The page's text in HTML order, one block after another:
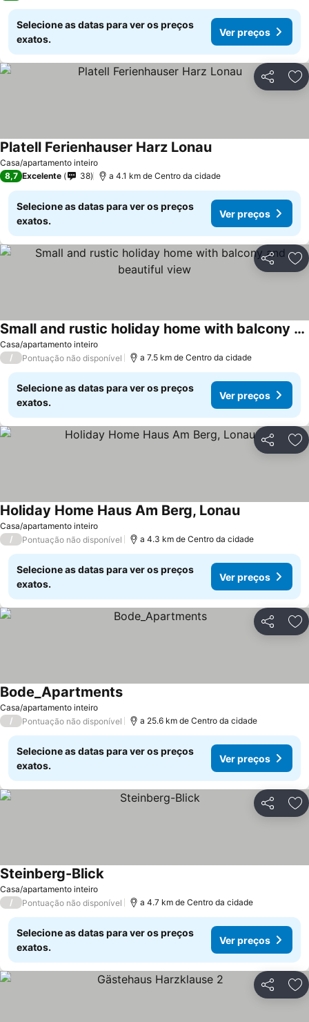
Selecione as datas para ver os preços
exatos.
Ver preços
Partilhar
Casa/apartamento inteiro
Platell Ferienhauser Harz Lonau
8,7 Excelente 38 a 4.1 km de Centro da cidade
Selecione as datas para ver os preços
exatos.
Ver preços
Partilhar
Casa/apartamento inteiro
Small and rustic holiday home with balcony and beautiful view
/ Pontuação não disponível a 7.5 km de Centro da cidade
Selecione as datas para ver os preços
exatos.
Ver preços
Partilhar
Casa/apartamento inteiro
Holiday Home Haus Am Berg, Lonau
/ Pontuação não disponível a 4.3 km de Centro da cidade
Selecione as datas para ver os preços
exatos.
Ver preços
Partilhar
Casa/apartamento inteiro
Bode_Apartments
/ Pontuação não disponível a 25.6 km de Centro da cidade
Selecione as datas para ver os preços
exatos.
Ver preços
Partilhar
Casa/apartamento inteiro
Steinberg-Blick
/ Pontuação não disponível a 4.7 km de Centro da cidade
Selecione as datas para ver os preços
exatos.
Ver preços
Partilhar